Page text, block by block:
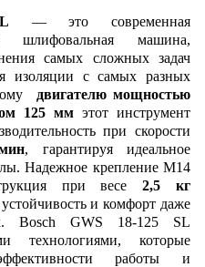
— это современная
шлифовальная машина,
самых сложных задач
изоляции с самых разных
двигателю мощностью
125 мм этот инструмент
при скорости
, гарантируя идеальное
Надежное крепление M14
при весе2,5 кг
и комфорт даже
Bosch GWS 18-125 SL
технологиями, которые
работы и